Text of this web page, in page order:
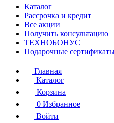
Каталог
Рассрочка и кредит
Все акции
Получить консультацию
ТЕХНОБОНУС
Подарочные
Главная
Каталог
Корзина
0 Избранное
Войти